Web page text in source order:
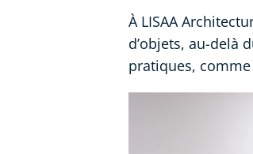
À LISAA
d’objets, au-delà
pratiques,